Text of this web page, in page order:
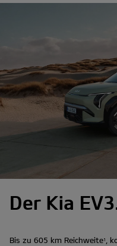
Der Kia
Bis zu 605 km Reichweite1 ,